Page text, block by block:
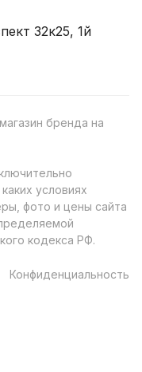
32к25, 1й
бренда на
условиях
фото и цены сайта
кодекса РФ.
Конфиденциальность